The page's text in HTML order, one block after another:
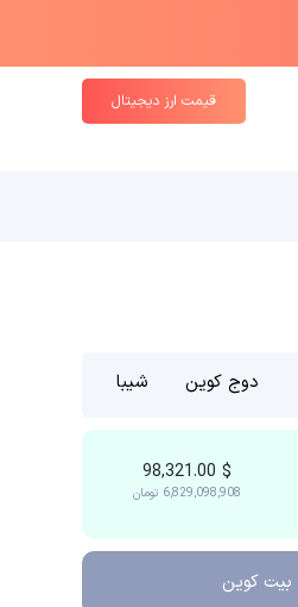
قیمت ارز دیجیتال
دوج کوین شیبا
$
6,829,098,908 تومان
بیت کوین